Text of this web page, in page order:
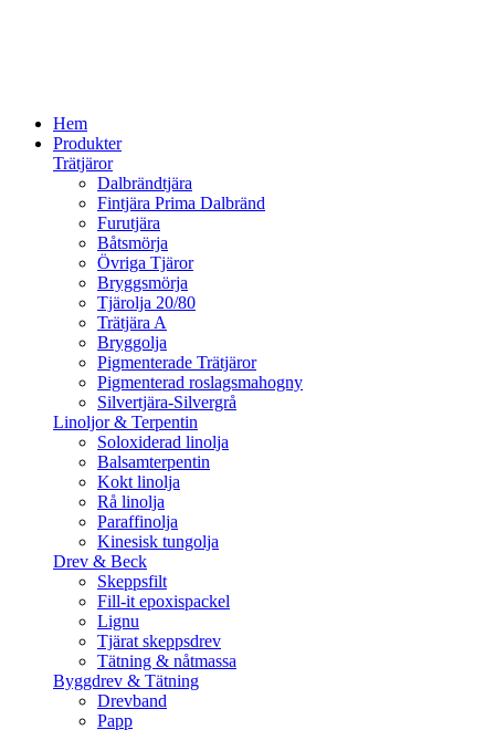
Hem
Produkter
Trätjäror
Dalbrändtjära
Fintjära Prima Dalbränd
Furutjära
Båtsmörja
Övriga Tjäror
Bryggsmörja
Tjärolja 20/80
Trätjära A
Bryggolja
Pigmenterade Trätjäror
Pigmenterad roslagsmahogny
Silvertjära-Silvergrå
Linoljor & Terpentin
Soloxiderad linolja
Balsamterpentin
Kokt linolja
Rå linolja
Paraffinolja
Kinesisk tungolja
Drev & Beck
Skeppsfilt
Fill-it epoxispackel
Lignu
Tjärat skeppsdrev
Tätning & nåtmassa
Byggdrev & Tätning
Drevband
Papp